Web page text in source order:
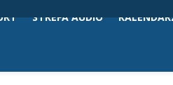
STREFA AUDIO